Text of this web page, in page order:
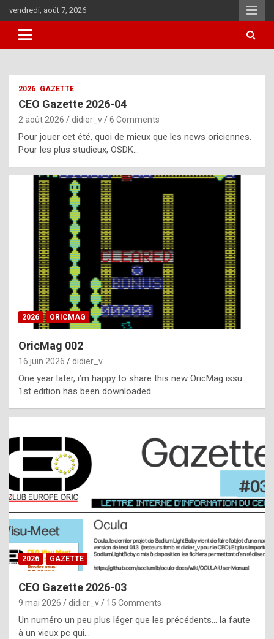
to
content
vendredi, août 7, 2026
i
u
l
y
d
i
ff
i
l
t
t
s
t
a
s
i
e
f
2026 GAZETTE
CEO Gazette 2026-04
2 août 2026 didier_v 6 Comments
Pour jouer cet été, quoi de mieux que les news oriciennes.
Pour les plus studieux, OSDK…
2026 ORICMAG
OricMag 002
16 juin 2026 didier_v
One year later, i’m happy to share this new OricMag issu.
1st edition has been downloaded…
2026 GAZETTE
CEO Gazette 2026-03
9 mai 2026 didier_v 15 Comments
Un numéro un peu plus léger que les précédents… la faute
à un vieux pc qui…